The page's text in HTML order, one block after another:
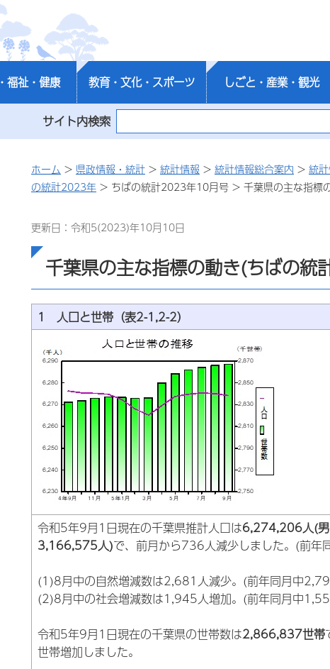
福祉・健康 教育・文化・スポーツ しごと・産業・観光
サイト内検索
ホーム > 県政情報・統計 > 統計情報 > 統計情報総合案内 > 統
の統計2023年 > ちばの統計2023年10月号 > 千葉県の主な指標
更新日：令和5(2023)年10月10日
千葉県の主な指標の動き(ちばの
1 人口と世帯（表2-1,2-2）
令和5年9月1日現在の千葉県推計人口は6,274,206人(
3,166,575人)で、前月から736人減少しました。(前年
(1)8月中の自然増減数は2,681人減少。(前年同月中
(2)8月中の社会増減数は1,945人増加。(前年同月中
令和5年9月1日現在の千葉県の世帯数は2,866,837世帯
世帯増加しました。